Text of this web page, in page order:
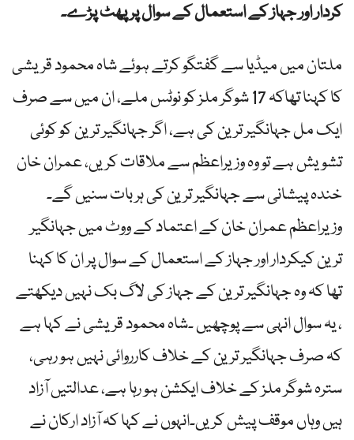
کردار اور جہاز کے استعمال کے سوال پر پھٹ پڑے۔
ملتان میں میڈیا سے گفتگو کرتے ہوئے شاہ محمود قریشی
کا کہنا تھاکہ 17 شوگر ملز کو نوٹس ملے، ان میں سے صرف
ایک مل جہانگیر ترین کی ہے، اگر جہانگیر ترین کو کوئی
تشویش ہے تو وہ وزیراعظم سے ملاقات کریں، عمران خان
خندہ پیشانی سے جہانگیر ترین کی ہر بات سنیں گے۔
وزیراعظم عمران خان کے اعتماد کے ووٹ میں جہانگیر
ترین کیکردار اور جہاز کے استعمال کے سوال پر ان کا کہنا
تھا کہ وہ جہانگیر ترین کے جہاز کی لاگ بک نہیں دیکھتے
، یہ سوال انہی سے پوچھیں ۔شاہ محمود قریشی نے کہا ہے
کہ صرف جہانگیر ترین کے خلاف کارروائی نہیں ہو رہی،
سترہ شوگر ملز کے خلاف ایکشن ہو رہا ہے، عدالتیں آزاد
ہیں وہاں موقف پیش کریں۔انہوں نے کہا کہ آزاد ارکان نے